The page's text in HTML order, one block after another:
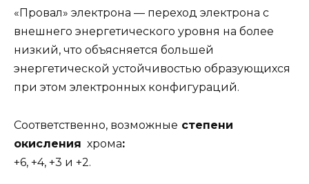
«Провал» электрона — переход электрона с
внешнего энергетического уровня на более
низкий, что объясняется большей
энергетической устойчивостью образующихся
при этом электронных конфигураций.
Соответственно, возможные степени
окисления хрома:
+6, +4, +3 и +2.